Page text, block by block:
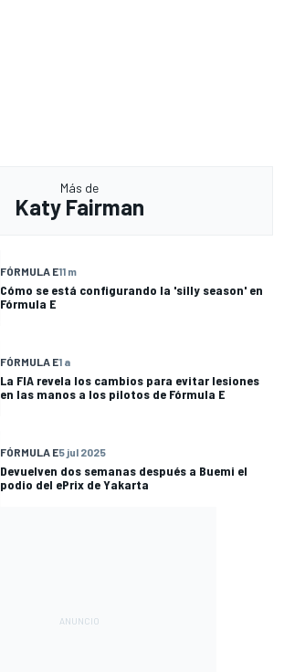
Más de
Katy Fairman
FÓRMULA E11 m
Cómo se está configurando la 'silly season' en
Fórmula E
FÓRMULA E1 a
La FIA revela los cambios para evitar lesiones
en las manos a los pilotos de Fórmula E
FÓRMULA E5 jul 2025
Devuelven dos semanas después a Buemi el
podio del ePrix de Yakarta